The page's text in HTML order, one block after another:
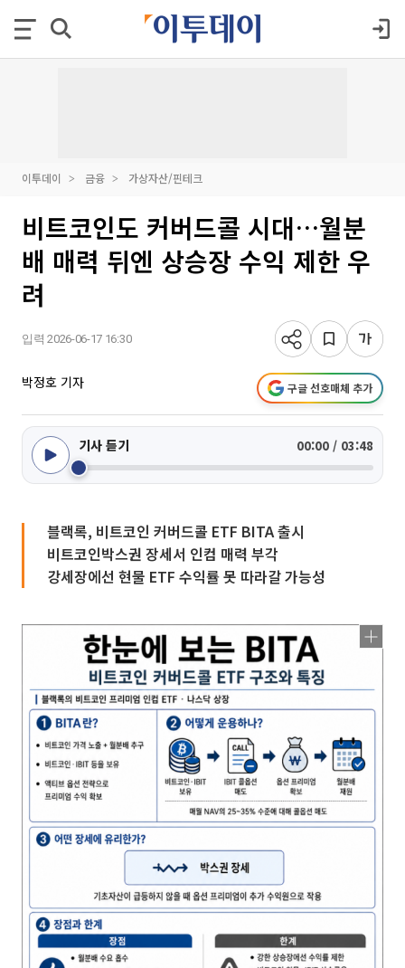
이투데이 금융 가상자산/핀테크
비트코인도 커버드콜 시대…월분
배 매력 뒤엔 상승장 수익 제한 우
려
입력 2026-06-17 16:30
박정호 기자 구글 선호매체 추가
기사 듣기 00:00 / 03:48
블랙록, 비트코인 커버드콜 ETF BITA 출시
비트코인박스권 장세서 인컴 매력 부각
강세장에선 현물 ETF 수익률 못 따라갈 가능성